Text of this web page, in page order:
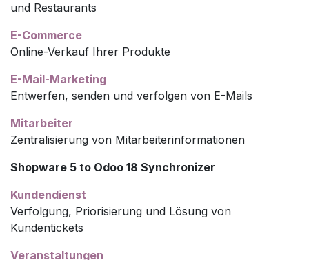
und Restaurants
E-Commerce
Online-Verkauf Ihrer Produkte
E-Mail-Marketing
Entwerfen, senden und verfolgen von E-Mails
Mitarbeiter
Zentralisierung von Mitarbeiterinformationen
Shopware 5 to Odoo 18 Synchronizer
Kundendienst
Verfolgung, Priorisierung und Lösung von
Kundentickets
Veranstaltungen